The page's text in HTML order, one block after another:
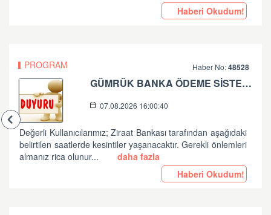
Haberi Okudum!
PROGRAM Haber No:48528
GÜMRÜK BANKA ÖDEME SİSTEMLERİ ZİRAAT BANKASI PLANLI ÇALIŞMA HK
07.08.2026 16:00:40
Değerli Kullanıcılarımız; Ziraat Bankası tarafından aşağıdaki
belirtilen saatlerde kesintiler yaşanacaktır. Gerekli önlemleri
almanız rica olunur...
daha fazla
Haberi Okudum!